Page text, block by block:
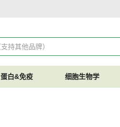
蛋白&免疫 细胞生物学